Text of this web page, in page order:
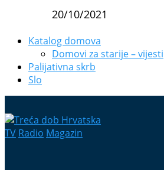
20/10/2021
Katalog domova
Domovi za starije – vijesti
Palijativna skrb
Slo
TV Radio Magazin